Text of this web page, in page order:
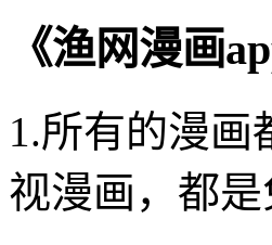
《渔网漫画
1.所有的漫画
视漫画，都